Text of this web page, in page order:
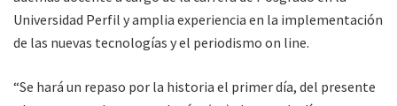
Universidad Perfil y amplia experiencia en la implementación
de las nuevas tecnologías y el periodismo on line.
“Se hará un repaso por la historia el primer día, del presente